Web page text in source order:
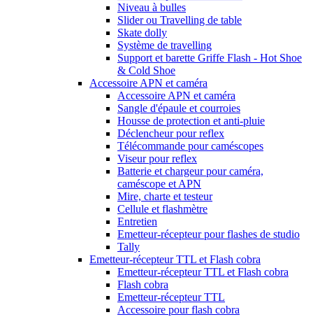
Niveau à bulles
Slider ou Travelling de table
Skate dolly
Système de travelling
Support et barette Griffe Flash - Hot Shoe
& Cold Shoe
Accessoire APN et caméra
Accessoire APN et caméra
Sangle d'épaule et courroies
Housse de protection et anti-pluie
Déclencheur pour reflex
Télécommande pour caméscopes
Viseur pour reflex
Batterie et chargeur pour caméra,
caméscope et APN
Mire, charte et testeur
Cellule et flashmètre
Entretien
Emetteur-récepteur pour flashes de studio
Tally
Emetteur-récepteur TTL et Flash cobra
Emetteur-récepteur TTL et Flash cobra
Flash cobra
Emetteur-récepteur TTL
Accessoire pour flash cobra